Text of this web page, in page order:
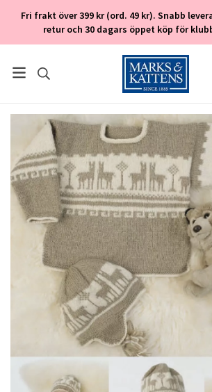
Fri frakt över 399 kr (ord. 49 kr). Snabb
retur och 30 dagars öppet köp för